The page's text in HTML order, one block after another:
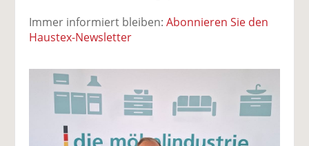
Immer informiert bleiben:Abonnieren Sie den
Haustex-Newsletter